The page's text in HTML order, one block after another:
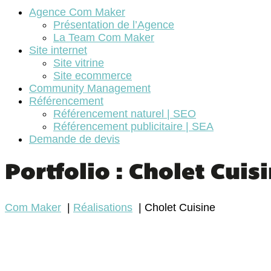
Agence Com Maker
Présentation de l’Agence
La Team Com Maker
Site internet
Site vitrine
Site ecommerce
Community Management
Référencement
Référencement naturel | SEO
Référencement publicitaire | SEA
Demande de devis
Portfolio : Cholet
Com Maker Réalisations Cholet Cuisine